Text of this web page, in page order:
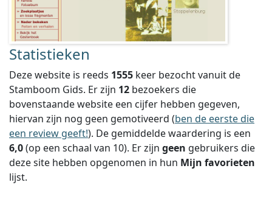
Statistieken
Deze website is reeds 1555 keer bezocht vanuit de
Stamboom Gids. Er zijn 12 bezoekers die
bovenstaande website een cijfer hebben gegeven,
hiervan zijn nog geen gemotiveerd (ben de eerste die
een review geeft!). De gemiddelde waardering is een
6,0(op een schaal van 10). Er zijn geen gebruikers die
deze site hebben opgenomen in hun Mijn favorieten
lijst.